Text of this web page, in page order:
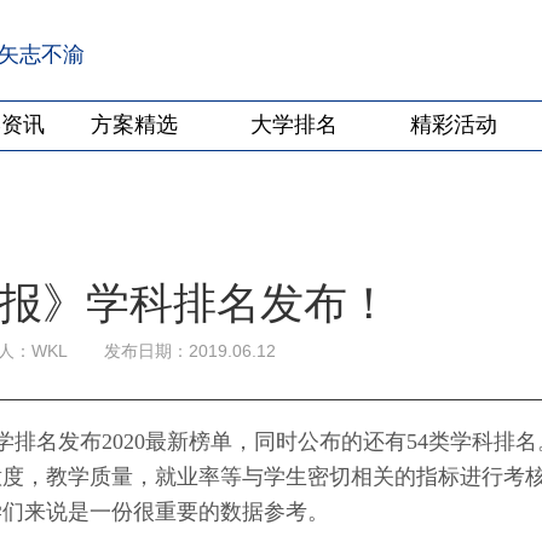
志不渝
讯 方案精选 大学排名 精彩活动
》学科排名发布！
：WKL 发布日期：2019.06.12
名发布2020最新榜单，同时公布的还有54类学科排名
，教学质量，就业率等与学生密切相关的指标进行考
来说是一份很重要的数据参考。